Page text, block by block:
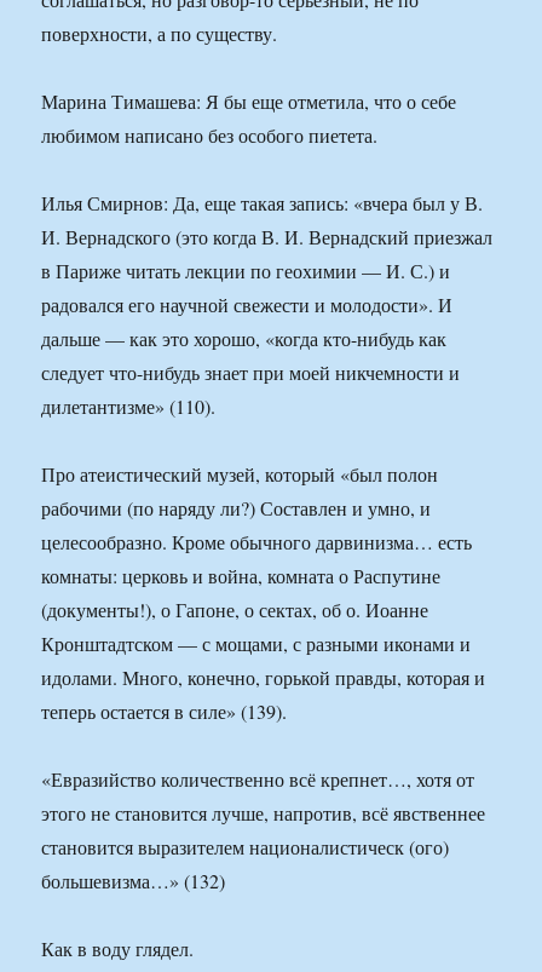
поверхности, а по существу.
Марина Тимашева: Я бы еще отметила, что о себе
любимом написано без особого пиетета.
Илья Смирнов: Да, еще такая запись: «вчера был у В.
И. Вернадского (это когда В. И. Вернадский приезжал
в Париже читать лекции по геохимии — И. С.) и
радовался его научной свежести и молодости». И
дальше — как это хорошо, «когда кто-нибудь как
следует что-нибудь знает при моей никчемности и
дилетантизме» (110).
Про атеистический музей, который «был полон
рабочими (по наряду ли?) Составлен и умно, и
целесообразно. Кроме обычного дарвинизма… есть
комнаты: церковь и война, комната о Распутине
(документы!), о Гапоне, о сектах, об о. Иоанне
Кронштадтском — с мощами, с разными иконами и
идолами. Много, конечно, горькой правды, которая и
теперь остается в силе» (139).
«Евразийство количественно всё крепнет…, хотя от
этого не становится лучше, напротив, всё явственнее
становится выразителем националистическ (ого)
большевизма…» (132)
Как в воду глядел.